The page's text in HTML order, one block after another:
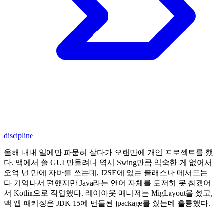
discipline
올해 내내 일에만 파묻혀 살다가 오랜만에 개인 프로젝트를 했
다. 맥에서 쓸 GUI 만들려니 역시 Swing만큼 익숙한 게 없어서
오억 년 만에 자바를 쓰는데, J2SE에 있는 클래스나 메서드는
다 기억나서 편했지만 Java라는 언어 자체를 도저히 못 참겠어
서 Kotlin으로 작업했다. 레이아웃 매니저는 MigLayout을 썼고,
맥 앱 패키징은 JDK 15에 번들된 jpackage를 썼는데 훌륭했다.